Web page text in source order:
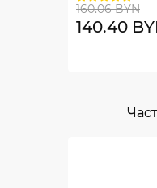
160.06 BYN
140.40